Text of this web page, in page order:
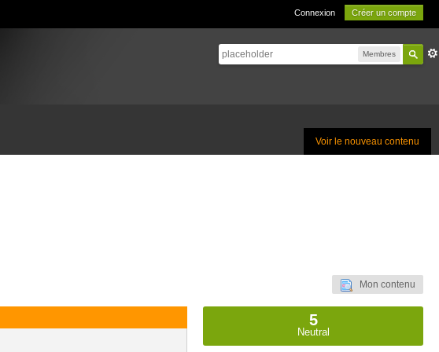
Connexion Créer un compte
Membres
Voir le nouveau contenu
Mon contenu
5
Neutral